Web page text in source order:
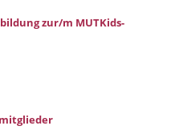
zur/m MUTKids-